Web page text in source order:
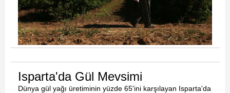
Isparta'da Gül Mevsimi
Dünya gül yağı üretiminin yüzde 65'ini karşılayan Isparta'da